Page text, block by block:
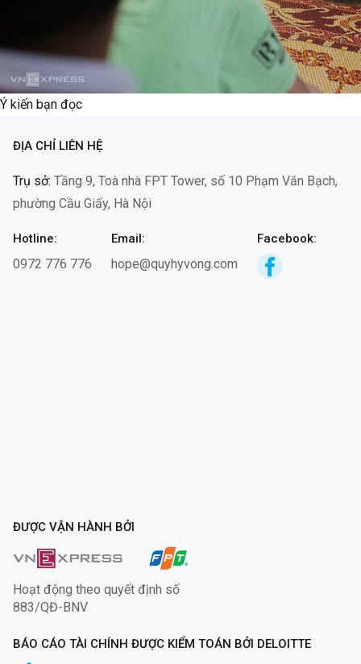
Ý kiến bạn đọc
ĐỊA CHỈ LIÊN HỆ
Trụ sở: Tầng 9, Toà nhà FPT Tower, số 10 Phạm Văn Bạch,
phường Cầu Giấy, Hà Nội
Hotline:
0972 776 776
Email:
hope@quyhyvong.com
Facebook:
ĐƯỢC VẬN HÀNH BỞI
Hoạt động theo quyết định số
883/QĐ-BNV
BÁO CÁO TÀI CHÍNH ĐƯỢC KIỂM TOÁN BỞI DELOITTE